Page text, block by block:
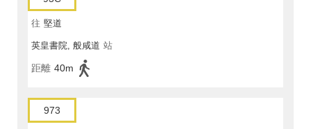
往 堅道
英皇書院, 般咸道 站
距離 40m
973